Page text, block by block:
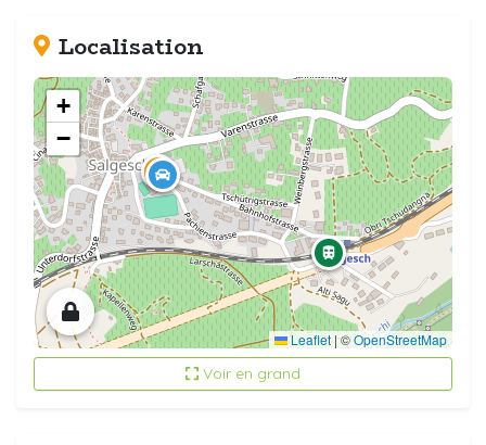
Localisation
+
−
Leaflet |©OpenStreetMap
Voir en grand